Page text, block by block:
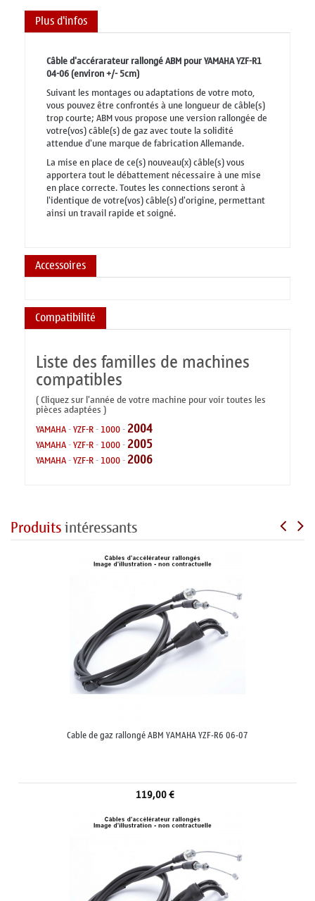
Plus d'infos
Câble d'accérarateur rallongé ABM pour YAMAHA YZF-R1
04-06 (environ +/- 5cm)
Suivant les montages ou adaptations de votre moto,
vous pouvez être confrontés à une longueur de câble(s)
trop courte; ABM vous propose une version rallongée de
votre(vos) câble(s) de gaz avec toute la solidité
attendue d'une marque de fabrication Allemande.
La mise en place de ce(s) nouveau(x) câble(s) vous
apportera tout le débattement nécessaire à une mise
en place correcte. Toutes les connections seront à
l'identique de votre(vos) câble(s) d'origine, permettant
ainsi un travail rapide et soigné.
Accessoires
Compatibilité
Liste des familles de machines
compatibles
( Cliquez sur l'année de votre machine pour voir toutes les
pièces adaptées )
YAMAHA-YZF-R-1000-2004
YAMAHA-YZF-R-1000-2005
YAMAHA-YZF-R-1000-2006
Produitsintéressants
Cable de gaz rallongé ABM YAMAHA YZF-R6 06-07
119,00 €